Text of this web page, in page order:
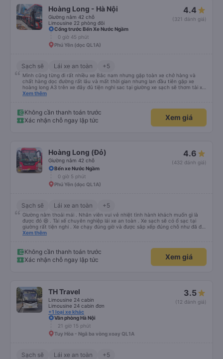
Hoàng Long - Hà Nội
Giường nằm 42 chỗ
Limousine 22 phòng đôi
4.4
(321 đánh giá)
Cổng trước Bến Xe Nước Ngầm
0 giờ 45 phút
Phú Yên (dọc QL1A)
Sạch sẽ Lái xe an toàn +5
Mình cũng từng đi rất nhiều xe Bắc nam nhưng gặp toàn xe chở hàng và
chất hàng dọc đường rất lâu và mất thời gian nhưng lan đầu tiên gặp xe
hoàng long A3 trên xe đây đủ tiện nghi sac tại giường xe sạch sẽ thơm tài xế
lo xe thoải mái vui tính sẽ con ung hô nhe
Xem thêm
Không cần thanh toán trước
Xác nhận chỗ ngay lập tức
Xem giá
Hoàng Long (Đỏ)
Giường nằm 42 chỗ
4.6
(432 đánh giá)
Bến xe Nước Ngầm
0 giờ 5 phút
Phú Yên (dọc QL1A)
Sạch sẽ Lái xe an toàn +5
Giường nằm thoải mái . Nhân viên vui vẻ nhiệt tình hành khách muốn gì là
được đó 😆 . Tài xế chuyên nghiệp lái xe an toàn . Xe sạch sẽ có ổ sạc tại
giường rất tiện nghi . Xe chạy đúng giờ và được sắp xếp đúng chỗ như đã đặt
. Điểm 10 cho hoàng long đỏ 👍
Xem thêm
Không cần thanh toán trước
Xác nhận chỗ ngay lập tức
Xem giá
TH Travel
Limousine 24 cabin
Limousine 24 cabin đơn
+1 loại xe khác
3.5
(12 đánh giá)
Văn phòng Hà Nội
21 giờ 15 phút
Tuy Hòa - Ngã ba vòng xoay QL1A
Sạch sẽ Lái xe an toàn +5